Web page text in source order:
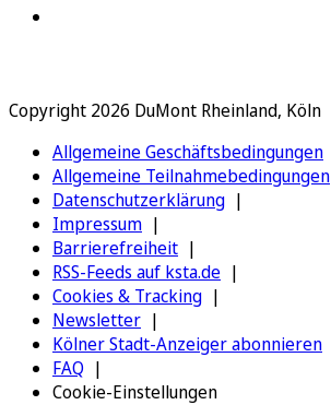
Copyright 2026 DuMont Rheinland, Köln
Allgemeine Geschäftsbedingungen
Allgemeine Teilnahmebedingungen
Datenschutzerklärung
Impressum
Barrierefreiheit
RSS-Feeds auf ksta.de
Cookies & Tracking
Newsletter
Kölner Stadt-Anzeiger abonnieren
FAQ
Cookie-Einstellungen